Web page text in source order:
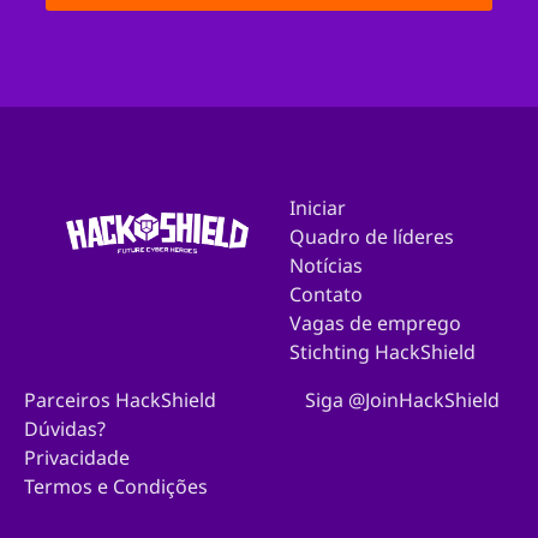
Iniciar
Quadro de líderes
Notícias
Contato
Vagas de emprego
Stichting HackShield
Parceiros HackShield
Dúvidas?
Privacidade
Termos e Condições
Siga @JoinHackShield